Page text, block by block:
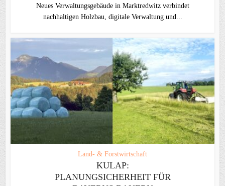
Neues Verwaltungsgebäude in Marktredwitz verbindet
nachhaltigen Holzbau, digitale Verwaltung und...
Land- & Forstwirtschaft
KULAP:
PLANUNGSICHERHEIT FÜR